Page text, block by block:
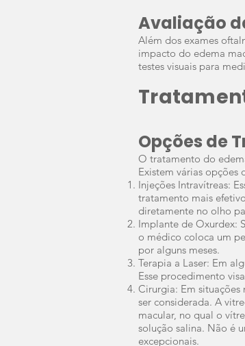
Avaliação
Além dos exames
impacto do edema
testes visuais para
Opções de
O tratamento do
Existem várias
Injeções Intravítreas:
tratamento mais
diretamente no olho
Implante de Oxurdex:
o médico coloca um
por alguns meses.
Terapia a Laser: Em
Esse procedimento
Cirurgia: Em situações
ser considerada. A
macular, no qual o
solução salina. Não é
excepcionais.